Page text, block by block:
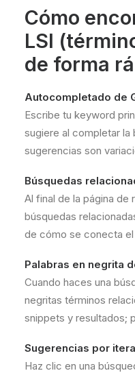
Cómo
LSI
de forma
Autocompletado de
Escribe tu keyword
sugiere al completar la
sugerencias son
Búsquedas
Al final de la página de
búsquedas
de cómo se conecta el
Palabras en negrita
Cuando haces una
negritas términos
snippets y resultados;
Sugerencias por
Haz clic en una